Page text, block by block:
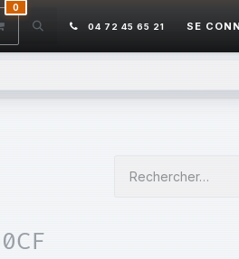
NOUS AIDE
0
04 72 45 65 21 SE